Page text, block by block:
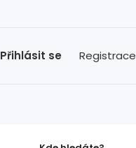
Registrace
Přihlásit se